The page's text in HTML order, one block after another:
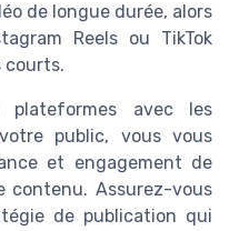
de longue durée, alors
Reels ou TikTok
courts.
avec les
public, vous vous
et engagement de
Assurez-vous
de publication qui